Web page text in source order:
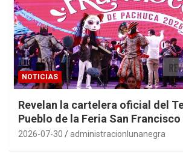
NOTICIAS
Revelan la cartelera oficial del
Pueblo de la Feria San
2026-07-30 administracionlunanegra